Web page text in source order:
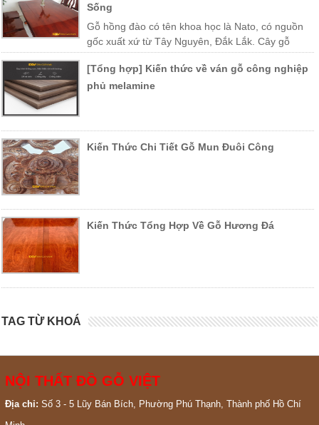
Sống
Gỗ hồng đào có tên khoa học là Nato, có nguồn
gốc xuất xứ từ Tây Nguyên, Đắk Lắk. Cây gỗ
được trồng nhiều ở các vùng miền Trung Việt Nam như Khánh Hòa,
Phú Yên, Lào, Campuchia…[Tổng hợp] Kiến thức về ván gỗ công nghiệp
phủ melamine
Kiến Thức Chi Tiết Gỗ Mun Đuôi Công
Kiến Thức Tổng Hợp Về Gỗ Hương Đá
TAG TỪ KHOÁ
NỘI THẤT ĐỒ GỖ VIỆT
Địa chỉ: Số 3 - 5 Lũy Bán Bích, Phường Phú Thạnh, Thành phố Hồ Chí